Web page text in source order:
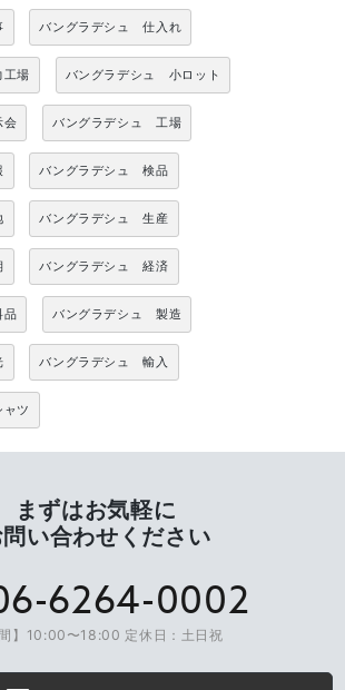
バングラデシュ 仕入れ
場 バングラデシュ 小ロット
会 バングラデシュ 工場
バングラデシュ 検品
バングラデシュ 生産
バングラデシュ 経済
品 バングラデシュ 製造
バングラデシュ 輸入
ツ
まずはお気軽に
問い合わせください
6264-0002
間】10:00〜18:00 定休日：土日祝